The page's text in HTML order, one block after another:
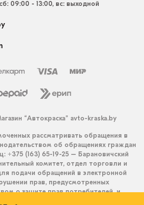
09:00 - 13:00, вс: выходной
“Автокраска” avto-kraska.by
рассматривать обращения в
об обращениях граждан
+375 (163) 65-19-25 – Барановичский
комитет, отдел торговли и
подачи обращений в электронной
прав, предусмотренных
о защите прав потребителей, и
на них: info@avto-kraska.by и